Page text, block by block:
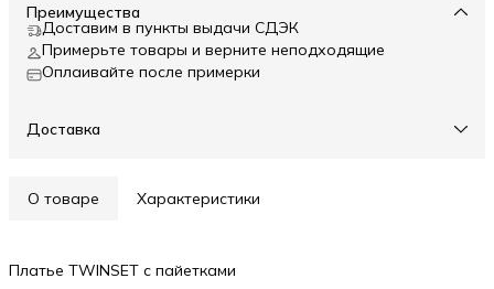
Преимущества
Доставим в пункты выдачи СДЭК
Примерьте товары и верните неподходящие
Оплаивайте после примерки
Доставка
О товаре Характеристики
Платье TWINSET с пайетками